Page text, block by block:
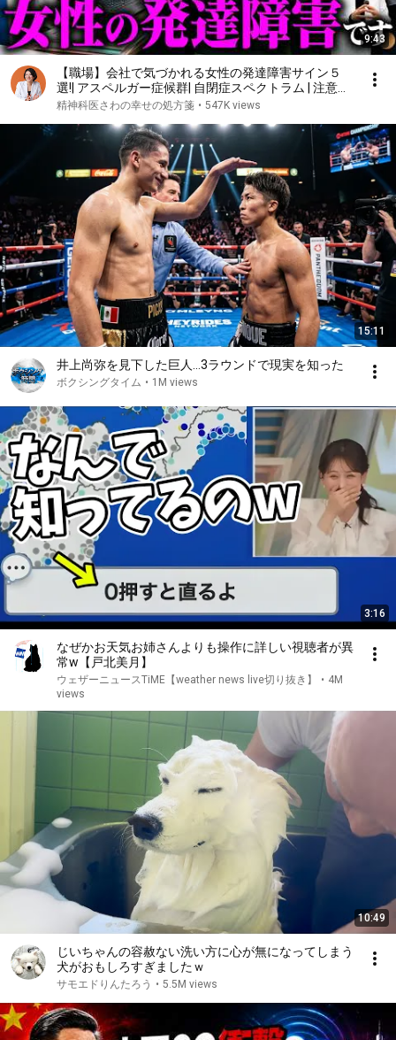
9:43
【職場】会社で気づかれる女性の発達障害サイン５
選!| アスペルガー症候群| 自閉症スペクトラム | 注意欠
如多動症 | ADHD・ASD・LD
精神科医さわの幸せの処方箋 • 547K views
15:11
井上尚弥を見下した巨人…3ラウンドで現実を知った
ボクシングタイム • 1M views
3:16
なぜかお天気お姉さんよりも操作に詳しい視聴者が異
常w【戸北美月】
ウェザーニュースTiME【weather news live切り抜き】 • 4M
views
10:49
じいちゃんの容赦ない洗い方に心が無になってしまう
犬がおもしろすぎましたｗ
サモエドりんたろう • 5.5M views